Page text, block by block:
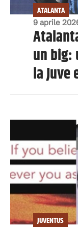
9 aprile
ATALANTA
un big:
la Juve
JUVENTUS